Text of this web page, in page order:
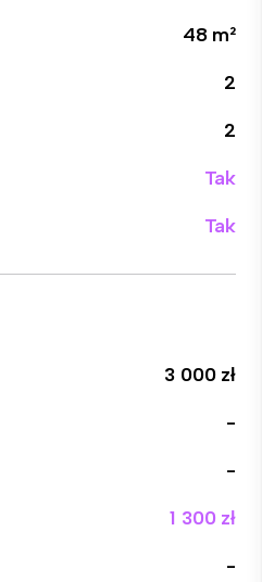
48 m²
2
2
Tak
Tak
3 000 zł
-
-
1 300 zł
-